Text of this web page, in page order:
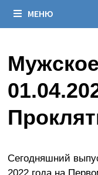
МЕНЮ
Сегодняшний